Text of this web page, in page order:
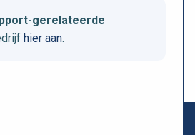
gerelateerde
hier aan.